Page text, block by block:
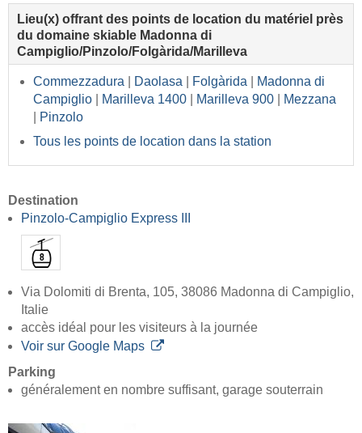
Lieu(x) offrant des points de location du matériel près
du domaine skiable Madonna di
Campiglio/Pinzolo/Folgàrida/Marilleva
Commezzadura Daolasa Folgàrida
Madonna di
Campiglio
Marilleva 1400 Marilleva 900
Mezzana
Pinzolo
Tous les points de location dans la station
Destination
Pinzolo-Campiglio Express III
Via Dolomiti di Brenta, 105, 38086 Madonna di Campiglio,
Italie
accès idéal pour les visiteurs à la journée
Voir sur Google Maps
Parking
généralement en nombre suffisant, garage souterrain